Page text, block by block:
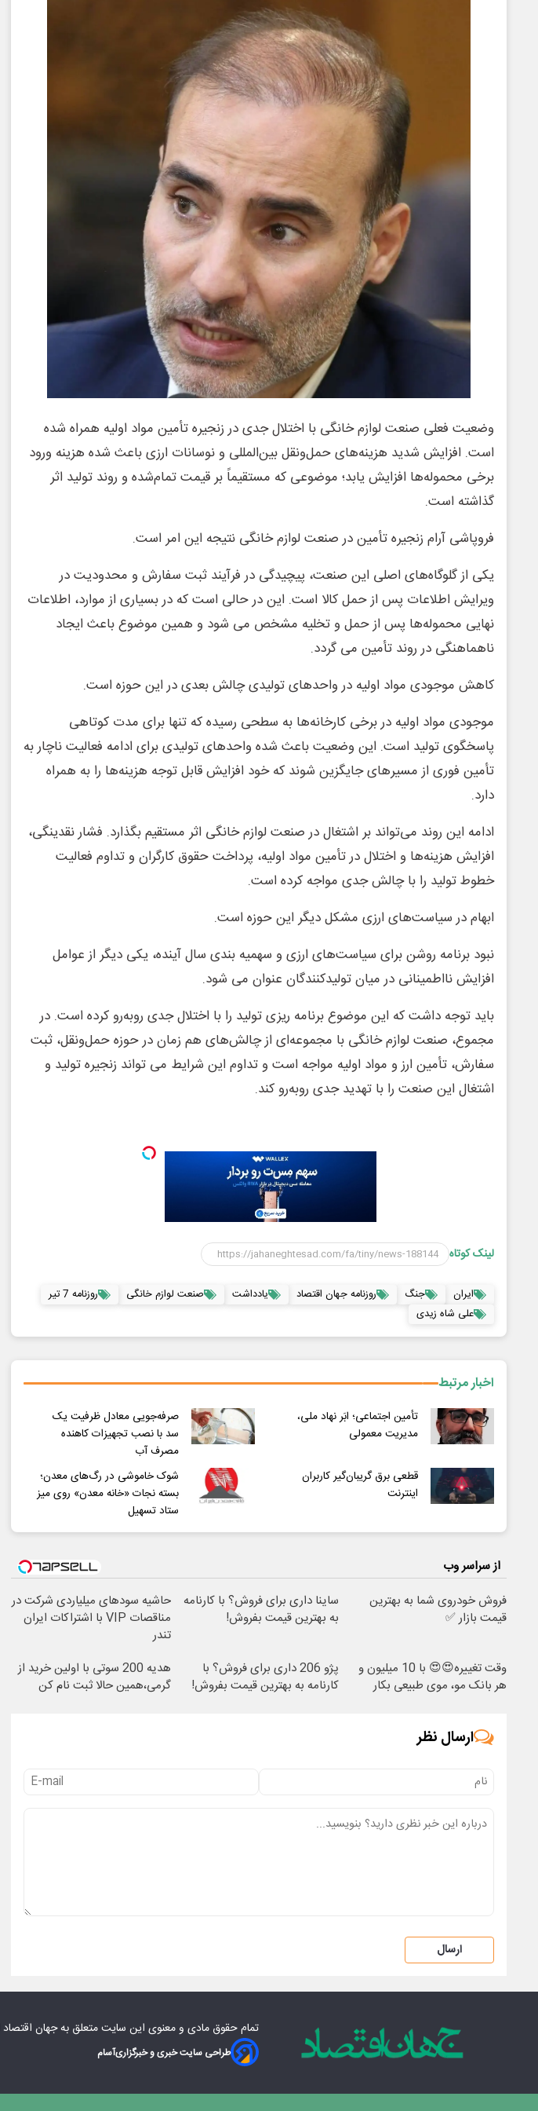
وضعیت فعلی صنعت لوازم خانگی با اختلال جدی در زنجیره تأمین مواد اولیه همراه شده
است. افزایش شدید هزینه‌های حمل‌ونقل بین‌المللی و نوسانات ارزی باعث شده هزینه ورود
برخی محموله‌ها افزایش یابد؛ موضوعی که مستقیماً بر قیمت تمام‌شده و روند تولید اثر
گذاشته است.
فروپاشی آرام زنجیره تأمین در صنعت لوازم خانگی نتیجه این امر است.
یکی از گلوگاه‌های اصلی این صنعت، پیچیدگی در فرآیند ثبت سفارش و محدودیت در
ویرایش اطلاعات پس از حمل کالا است. این در حالی است که در بسیاری از موارد، اطلاعات
نهایی محموله‌ها پس از حمل و تخلیه مشخص می‌ شود و همین موضوع باعث ایجاد
ناهماهنگی در روند تأمین می ‌گردد.
کاهش موجودی مواد اولیه در واحدهای تولیدی چالش بعدی در این حوزه است.
موجودی مواد اولیه در برخی کارخانه‌ها به سطحی رسیده که تنها برای مدت کوتاهی
پاسخگوی تولید است. این وضعیت باعث شده واحدهای تولیدی برای ادامه فعالیت ناچار به
تأمین فوری از مسیرهای جایگزین شوند که خود افزایش قابل توجه هزینه‌ها را به همراه
دارد.
ادامه این روند می‌تواند بر اشتغال در صنعت لوازم خانگی اثر مستقیم بگذارد. فشار نقدینگی،
افزایش هزینه‌ها و اختلال در تأمین مواد اولیه، پرداخت حقوق کارگران و تداوم فعالیت
خطوط تولید را با چالش جدی مواجه کرده است.
ابهام در سیاست‌های ارزی مشکل دیگر این حوزه است.
نبود برنامه روشن برای سیاست‌های ارزی و سهمیه ‌بندی سال آینده، یکی دیگر از عوامل
افزایش نااطمینانی در میان تولیدکنندگان عنوان می ‌شود.
باید توجه داشت که این موضوع برنامه ‌ریزی تولید را با اختلال جدی روبه‌رو کرده است. در
مجموع، صنعت لوازم خانگی با مجموعه‌ای از چالش‌های هم ‌زمان در حوزه حمل‌ونقل، ثبت
سفارش، تأمین ارز و مواد اولیه مواجه است و تداوم این شرایط می ‌تواند زنجیره تولید و
اشتغال این صنعت را با تهدید جدی روبه‌رو کند.
لینک کوتاه
ایران جنگ روزنامه جهان اقتصاد یادداشت صنعت لوازم خانگی
روزنامه 7 تیر
علی شاه زیدی
اخبار مرتبط
تأمین اجتماعی؛ ابَر نهاد ملی،
مدیریت معمولی
صرفه‌جویی معادل ظرفیت یک
سد با نصب تجهیزات کاهنده
مصرف آب
قطعی‌ برق گریبان‌گیر کاربران
اینترنت
شوک خاموشی در رگ‌های معدن؛
بسته نجات «خانه معدن» روی میز
ستاد تسهیل
از سراسر وب
فروش خودروی شما به بهترین
قیمت بازار ✅
ساینا داری برای فروش؟ با کارنامه
به بهترین قیمت بفروش!
حاشیه سودهای میلیاردی شرکت در
مناقصات VIP با اشتراکات ایران
تندر
وقت تغییره😍😍 با 10 میلیون و
هر بانک مو، موی طبیعی بکار
پژو 206 داری برای فروش؟ با
کارنامه به بهترین قیمت بفروش!
هدیه 200 سوتی با اولین خرید از
گرمی،همین حالا ثبت نام کن
ارسال نظر
ارسال
تمام حقوق مادی‌ و معنوی این سایت متعلق بهجهان اقتصاد
طراحی سایت خبری و خبرگزاریآسام